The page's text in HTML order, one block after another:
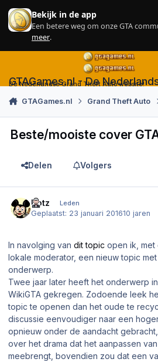
Skip to content
Bekijk in de app
Een betere weg om onze GTA
meer.
GTAGames.nl - De
De Nederlandse Grand Theft Auto website!
GTAGames.nl Grand Theft Auto
Beste/mooiste cover
Delen Volgers
Dotz Leden
Geplaatst: 23 januari 201610 jaren
In navolging van dit topic open ik,
lokale moderator, een nieuw topic
onderwerp.
Twee jaar later heeft het onderwerp
WikiGTA gekregen. Zodoende leek
topic te openen dan het oude te
discussie eenvoudiger naar een
opnieuw onder de aandacht
over het drama dat het aanpassen
meebrengt, bovendien zou dat een